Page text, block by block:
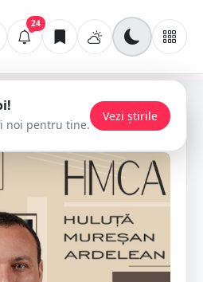
24
📢 Publicitate
noi pentru tine.
Vezi știrile